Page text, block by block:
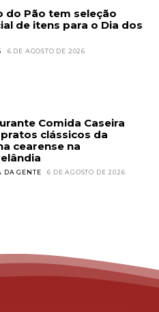
do Pão tem seleção
de itens para o Dia dos
6 DE AGOSTO DE 2026
Comida Caseira
clássicos da
cearense na
DA GENTE 6 DE AGOSTO DE 2026